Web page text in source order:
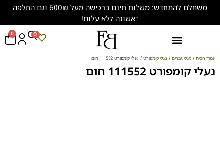
משתלם להתחדש: משלוח חינם ברכישה מעל 600₪ וגם החלפה
ראשונה ללא עלות!
0 0
עמוד הבית / נעלי גברים / נעלי קומפורט / נעלי קומפורט 111552 חום
נעלי קומפורט 111552 חום